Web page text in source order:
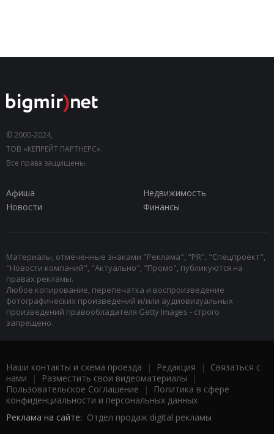
© 2000-2024,
ТОВ «КЕПРЕЙТ ПАРТНЕРС».
Все права защищены.
Афиша
Недвижимость
Новости
Финансы
Материалы, отмеченные знаками "Реклама", "PR", "Спецпроект",
"Новости компаний", "Актуально", "Промо", публикуются на
правах рекламы.
Любое копирование, перепечатка и воспроизведение
фотографических произведений и/или аудиовизуальных
произведений правообладателя Getty Images - строго
запрещено.
Наши контакты и схема проезда | Редакция | Связаться с
нами | Разместить свои видеоматериалы |
Пользовательское Соглашение |
Политика в сфере
конфиденциальности и персональных данных
Реклама на сайте: Отдел продаж digital рекламы